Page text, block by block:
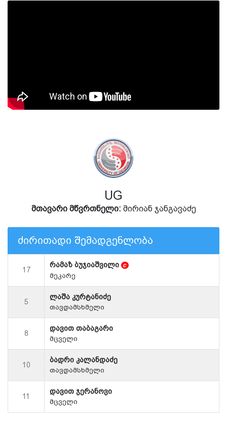
UG
მთავარი მწვრთნელი: მირიან ჯანგავაძე
ძირითადი შემადგენლობა
17
რამაზ ბუჯიაშვილი c
მეკარე
5
ლაშა კურტანიძე
თავდამსხმელი
8
დავით თაბაგარი
მცველი
10
ბადრი კალანდაძე
თავდამსხმელი
11
დავით ჯერანოვი
მცველი